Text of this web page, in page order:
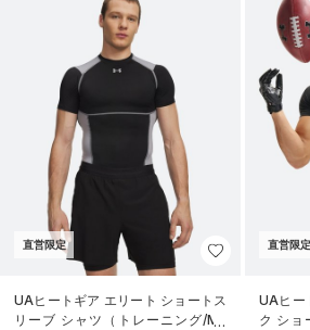
直営限定
UAヒートギア エリート ショートス
リーブ シャツ（トレーニング/ME
直営限定
UAヒー
ク ショ